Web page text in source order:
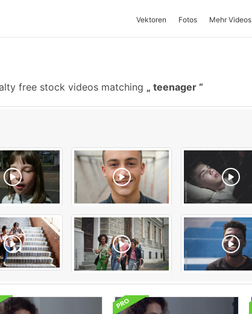
Vektoren Fotos Mehr Videos
free stock videos matching teenager